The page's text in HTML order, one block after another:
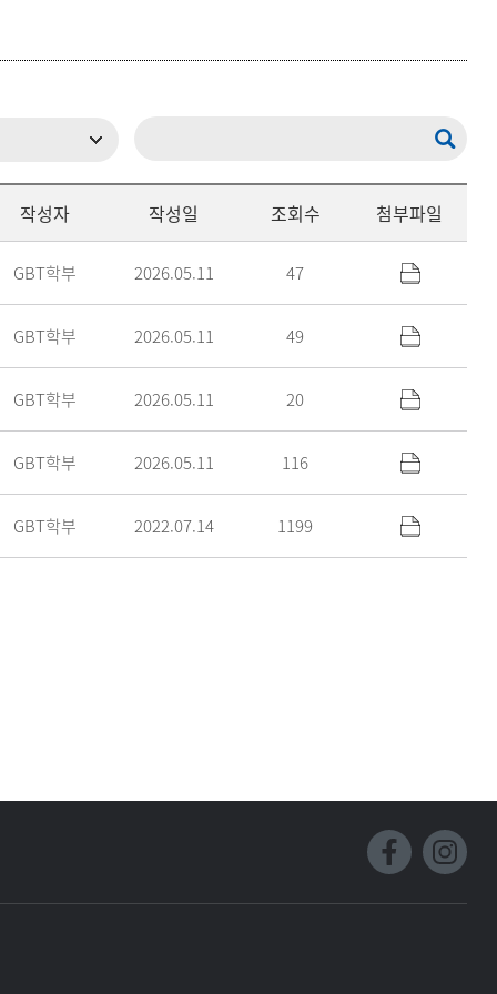
메뉴추가
작성자 작성일 조회수 첨부파일
GBT학부 2026.05.11 47
GBT학부 2026.05.11 49
GBT학부 2026.05.11 20
GBT학부 2026.05.11 116
GBT학부 2022.07.14 1199